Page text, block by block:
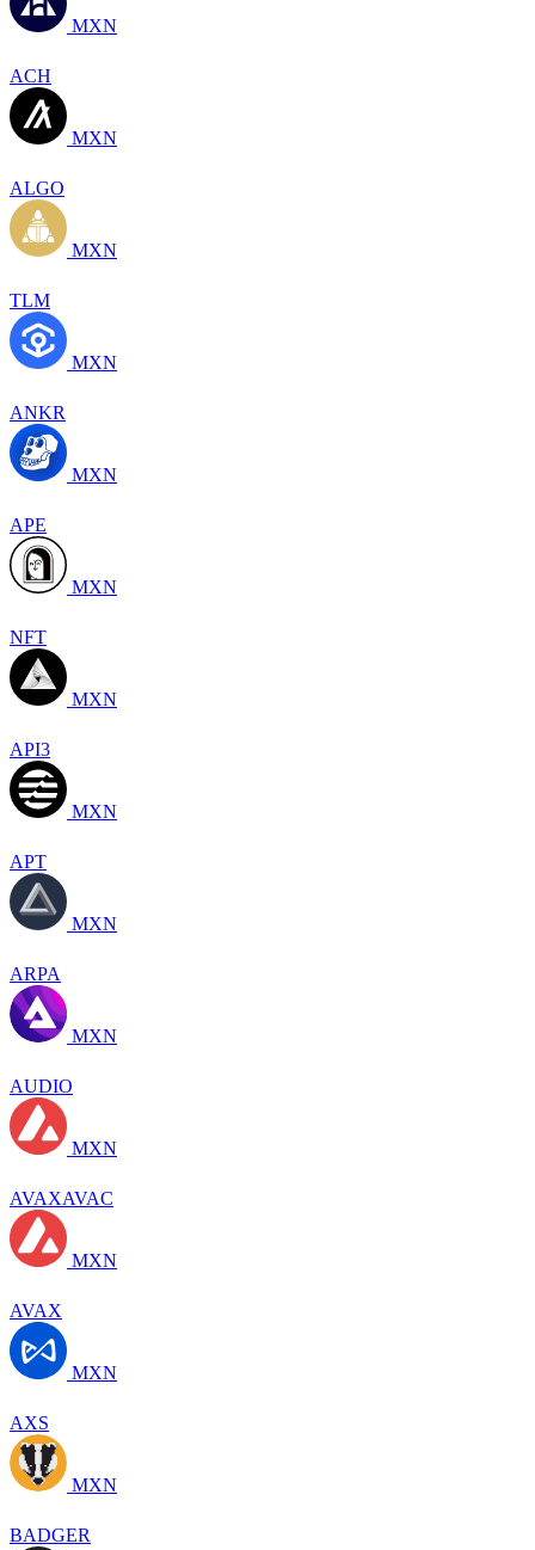
MXN
ACH
MXN
ALGO
MXN
TLM
MXN
ANKR
MXN
APE
MXN
NFT
MXN
API3
MXN
APT
MXN
ARPA
MXN
AUDIO
MXN
AVAXAVAC
MXN
AVAX
MXN
AXS
MXN
BADGER